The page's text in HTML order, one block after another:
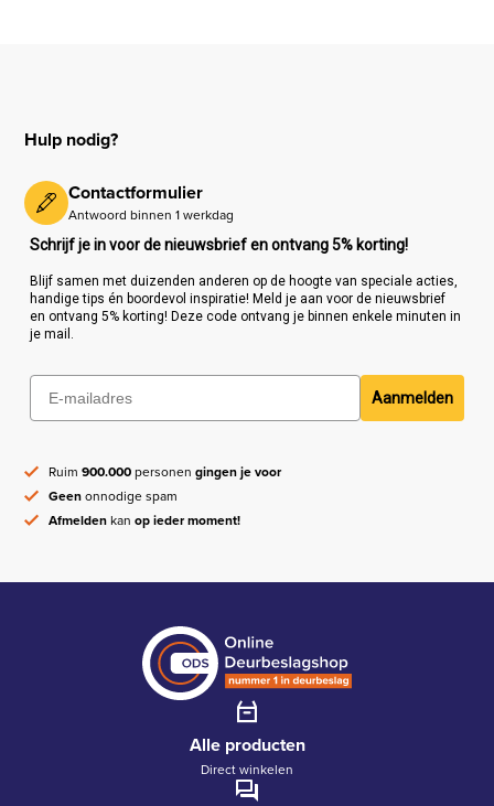
Hulp nodig?
Contactformulier
Antwoord binnen 1 werkdag
Schrijf je in voor de nieuwsbrief en ontvang 5% korting!
Blijf samen met duizenden anderen op de hoogte van speciale acties,
handige tips én boordevol inspiratie! Meld je aan voor de nieuwsbrief
en ontvang 5% korting! Deze code ontvang je binnen enkele minuten in
je mail.
Aanmelden
Ruim900.000personengingen je voor
Geenonnodige spam
Afmeldenkanop ieder moment!
Alle producten
Direct winkelen